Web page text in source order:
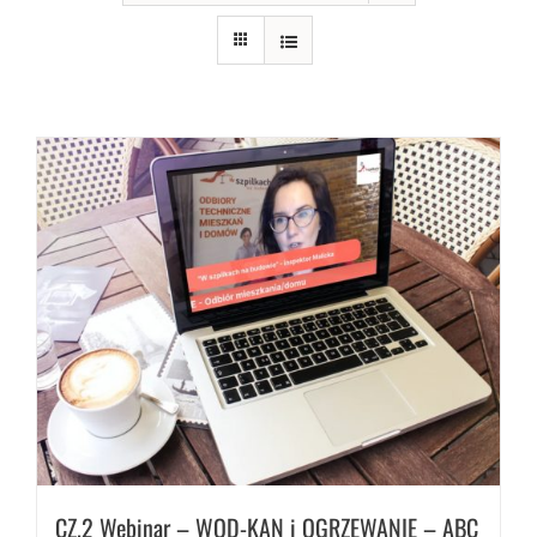
CZ.2 Webinar – WOD-KAN i OGRZEWANIE – ABC